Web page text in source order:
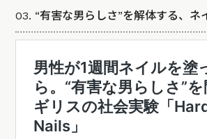
03. “有害な男らしさ”を解体する、ネ